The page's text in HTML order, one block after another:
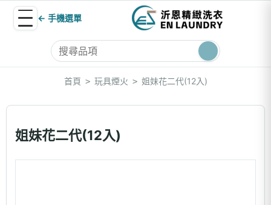
← 手機選單
首頁 > 玩具煙火 > 姐妹花二代(12入)
姐妹花二代(12入)